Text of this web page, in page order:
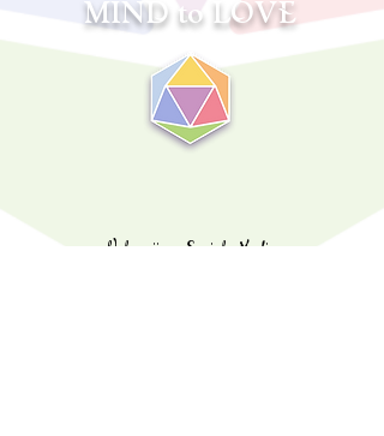
MIND to LOVE
Volg mij op Sociale Media